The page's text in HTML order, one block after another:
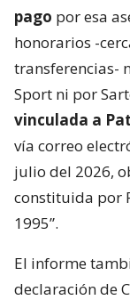
pago por esa
honorarios -
transferencias-
Sport ni por
vinculada a
vía correo
julio del 2026,
constituida por
1995”.
El informe
declaración de